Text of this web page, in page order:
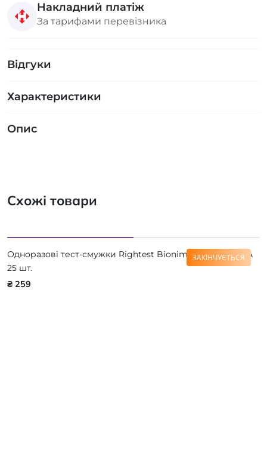
Накладний платіж
За тарифами перевізника
Відгуки
Характеристики
Опис
Схожі товари
ЗАКІНЧУЄТЬСЯ
Одноразові тест-смужки Rightest Bionime GAMMA ELSA
25 шт.
₴ 259